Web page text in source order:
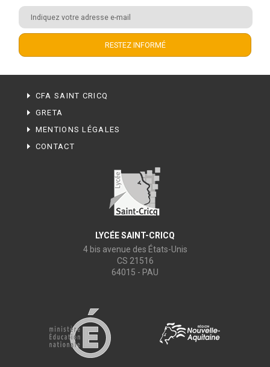
CFA SAINT CRICQ
GRETA
MENTIONS LÉGALES
CONTACT
LYCÉE SAINT-CRICQ
4 bis avenue des États-Unis
CS 21516
64015 - PAU